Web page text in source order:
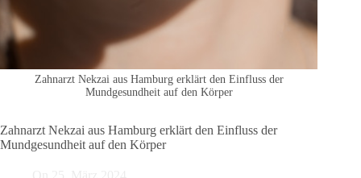
Zahnarzt Nekzai aus Hamburg erklärt den Einfluss der
Mundgesundheit auf den Körper
Zahnarzt Nekzai aus Hamburg erklärt den Einfluss der
Mundgesundheit auf den Körper